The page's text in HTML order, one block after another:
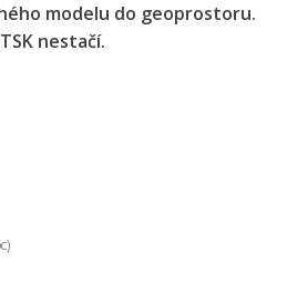
modelu do geoprostoru.
nestačí.